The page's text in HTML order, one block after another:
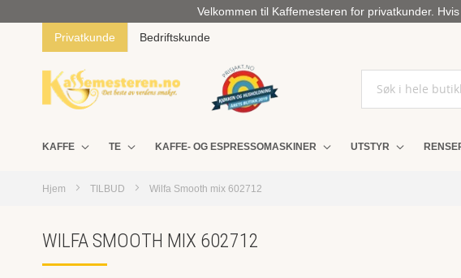
Velkommen til Kaffemesteren for privatkunder.
Privatkunde
Bedriftskunde
KAFFE TE KAFFE- OG ESPRESSOMASKINER UTSTYR
Hjem TILBUD Wilfa Smooth mix 602712
WILFA SMOOTH MIX 602712